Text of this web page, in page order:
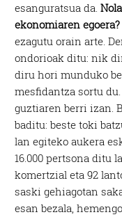
esanguratsua da.
ekonomiaren egoera?
ezagutu orain arte.
ondorioak ditu: nik
diru hori munduko
mesfidantza sortu
guztiaren berri izan.
baditu: beste toki
lan egiteko aukera
16.000 pertsona ditu
komertzial eta 92
saski gehiagotan
esan bezala,